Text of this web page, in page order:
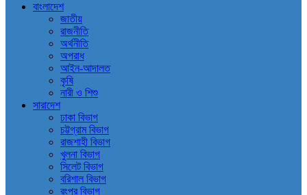
বাংলাদেশ
জাতীয়
রাজনীতি
অর্থনীতি
অপরাধ
আইন-আদালত
কৃষি
নারী ও শিশু
সারাদেশ
ঢাকা বিভাগ
চট্টগ্রাম বিভাগ
রাজশাহী বিভাগ
খুলনা বিভাগ
সিলেট বিভাগ
বরিশাল বিভাগ
রংপুর বিভাগ